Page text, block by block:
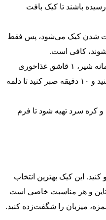
باشند تا کیک بافت
شدن کیک می‌شود، پس فقط
کافی است.
برای باترمیلک خانگی: به ۱ پیمانه شیر، ۱ قاشق غذاخوری
سرکه سفید یا آبلیمو اضافه کنید و ۱۰ دقیقه صبر کنید تا دلمه
و کره سرد تهیه شود تا فرم
این کیک بهترین انتخاب
و هر مناسبت خاصی است
میزبان را شگفت‌زده کنید.